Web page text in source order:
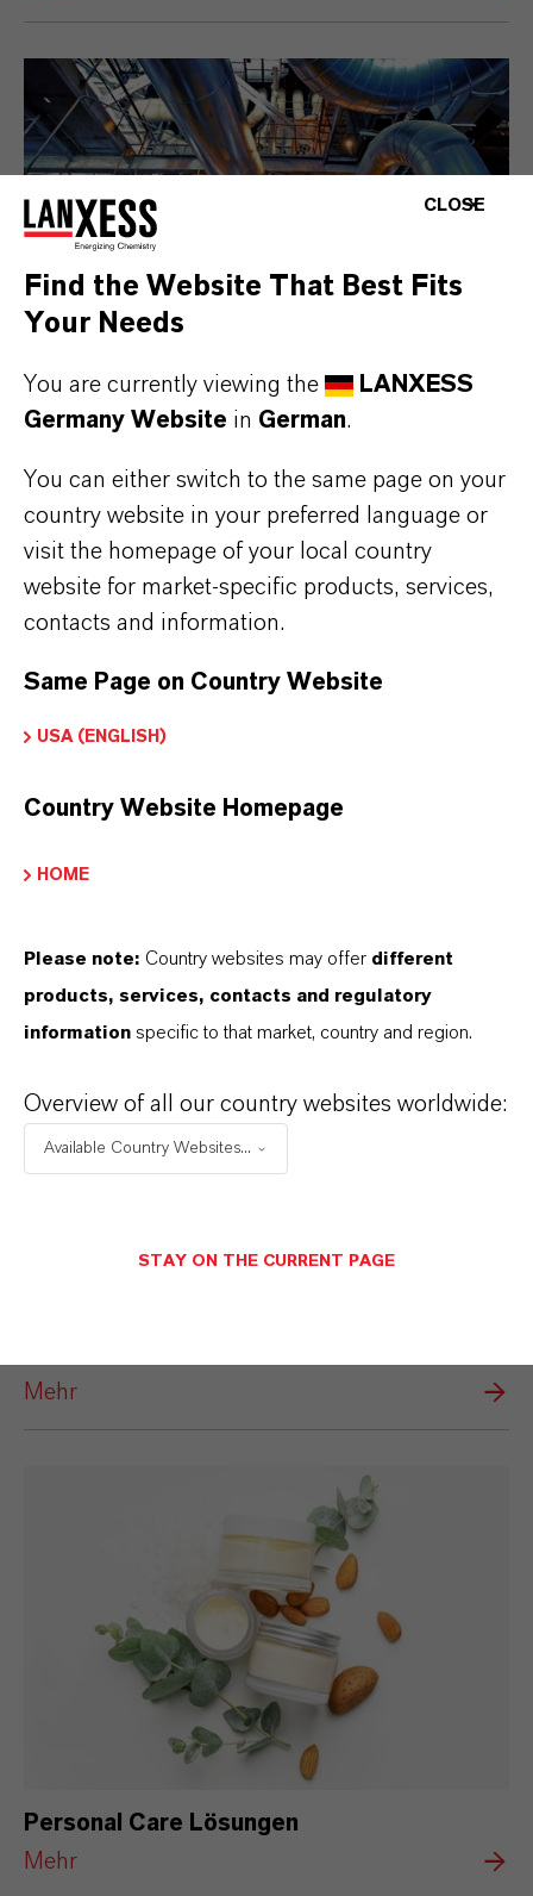
Wasserbehandlung
Holzschutz
Mehr
Personal Care Lösungen
Mehr
CLOSE
Find the Website That Best Fits
Your Needs
You are currently viewing the
LANXESS
Germany Website in German.
You can either switch to the same page on your
country website in your preferred language or
visit the homepage of your local country
website for market-specific products, services,
contacts and information.
Same Page on Country Website
USA (ENGLISH)
Country Website Homepage
HOME
Please note: Country websites may offer different
products, services, contacts and regulatory
information specific to that market, country and region.
Overview of all our country websites worldwide:
Available Country Websites...
STAY ON THE CURRENT PAGE